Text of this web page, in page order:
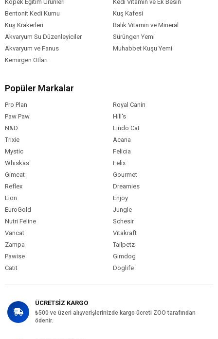
Köpek Eğitim Ürünleri
Kedi Vitamin ve Ek Besin
Bentonit Kedi Kumu
Kuş Kafesi
Kuş Krakerleri
Balık Vitamin ve Mineral
Akvaryum Su Düzenleyiciler
Sürüngen Yemi
Akvaryum ve Fanus
Muhabbet Kuşu Yemi
Kemirgen Otları
Popüler Markalar
Pro Plan
Royal Canin
Paw Paw
Hill's
N&D
Lindo Cat
Trixie
Acana
Mystic
Felicia
Whiskas
Felix
Gimcat
Gourmet
Reflex
Dreamies
Lion
Enjoy
EuroGold
Jungle
Nutri Feline
Schesir
Vancat
Vitakraft
Zampa
Tailpetz
Pawise
Gimdog
Catit
Doglife
ÜCRETSİZ KARGO
₺500 ve üzeri alışverişlerinizde kargo ücreti ZOO tarafından
ödenir.